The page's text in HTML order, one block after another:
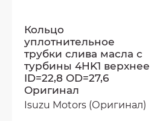
Кольцо
уплотнительное
трубки слива масла с
турбины 4HK1 верхнее
ID=22,8 OD=27,6
Оригинал
Isuzu Motors (Оригинал)